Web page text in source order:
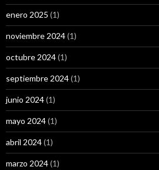
enero 2025 (1)
noviembre 2024(1)
octubre 2024(1)
septiembre 2024(1)
junio 2024(1)
mayo 2024(1)
abril 2024(1)
marzo 2024(1)